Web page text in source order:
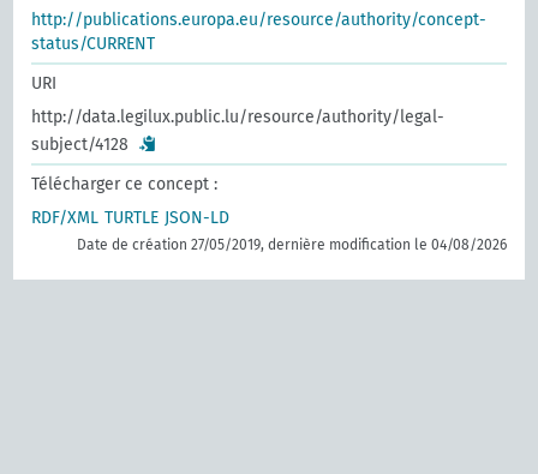
http://publications.europa.eu/resource/authority/concept-
status/CURRENT
URI
http://data.legilux.public.lu/resource/authority/legal-
subject/4128
Télécharger ce concept :
RDF/XML TURTLE JSON-LD
Date de création 27/05/2019, dernière modification le 04/08/2026